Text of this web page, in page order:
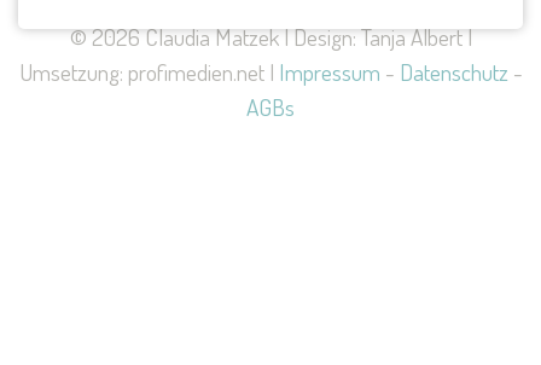
© 2026 Claudia Matzek | Design: Tanja Albert |
Umsetzung: profimedien.net | Impressum - Datenschutz-
AGBs